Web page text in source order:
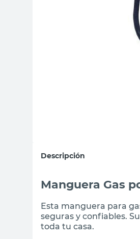
Descripción
Manguera Gas
Esta manguera para
seguras y confiables.
toda tu casa.